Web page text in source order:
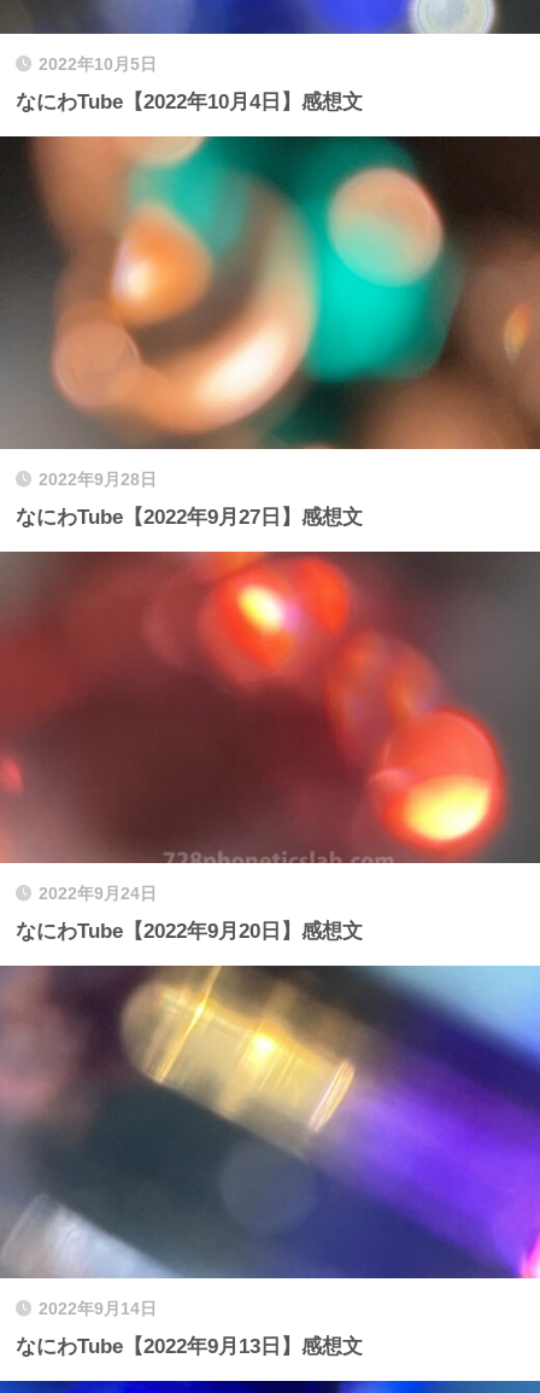
2022年10月5日
なにわTube【2022年10月4日】感想文
2022年9月28日
なにわTube【2022年9月27日】感想文
2022年9月24日
なにわTube【2022年9月20日】感想文
2022年9月14日
なにわTube【2022年9月13日】感想文